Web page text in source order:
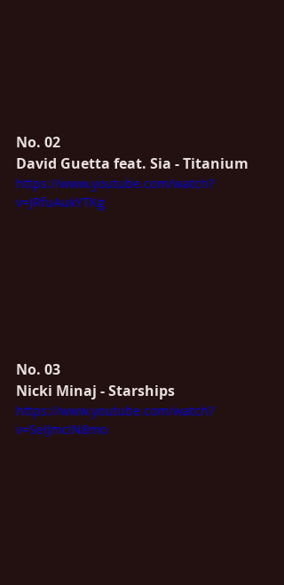
No. 02
David Guetta feat. Sia - Titanium
https://www.youtube.com/watch?
v=JRfuAukYTKg
No. 03
Nicki Minaj - Starships
https://www.youtube.com/watch?
v=SeIJmciN8mo